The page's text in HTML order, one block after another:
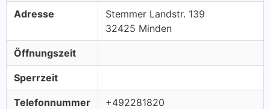
Adresse
Stemmer Landstr. 139
32425 Minden
Öffnungszeit
Sperrzeit
Telefonnummer +492281820